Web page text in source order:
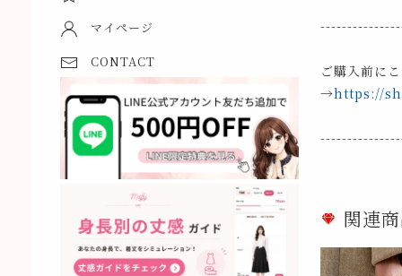
マイページ
CONTACT
ご購入前に
→https://
関連